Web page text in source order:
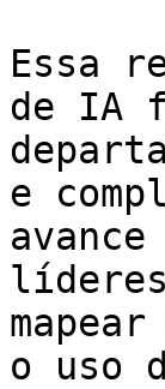
Essa
de IA
e
o uso